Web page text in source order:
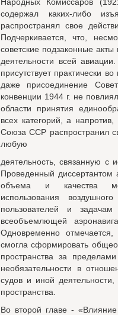
содержал каких-либо
распространял свое
Подчеркивается, что,
советские подзаконные
деятельности всей
присутствует практически
даже присоединение
конвенции 1944 г. не
области принятия
всех категорий, а
Союза ССР распространил
любую
деятельность, связанную с
Проведенный диссертантом
объема и качества
использования
пользователей и
всеобъемлющей
Одновременно
смогла сформировать
пространства за
необязательности в
судов и иной
пространства.
Во второй главе -